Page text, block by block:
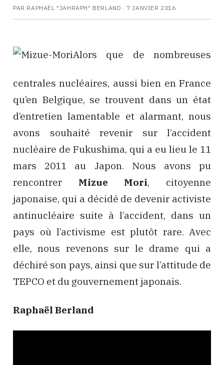
PAR RAPHAËL "JAHRAPH" BERLAND · 7 JANVIER 2016
Alors que de nombreuses
centrales nucléaires, aussi bien en France
qu’en Belgique, se trouvent dans un état
d’entretien lamentable et alarmant, nous
avons souhaité revenir sur l’accident
nucléaire de Fukushima, qui a eu lieu le 11
mars 2011 au Japon. Nous avons pu
rencontrer Mizue Mori, citoyenne
japonaise, qui a décidé de devenir activiste
antinucléaire suite à l’accident, dans un
pays où l’activisme est plutôt rare. Avec
elle, nous revenons sur le drame qui a
déchiré son pays, ainsi que sur l’attitude de
TEPCO et du gouvernement japonais.
Raphaël Berland